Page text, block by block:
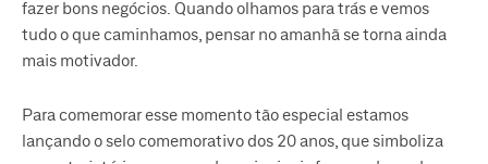
fazer bons negócios. Quando olhamos para trás e vemos
tudo o que caminhamos, pensar no amanhã se torna ainda
mais motivador.
Para comemorar esse momento tão especial estamos
lançando o selo comemorativo dos 20 anos, que simboliza